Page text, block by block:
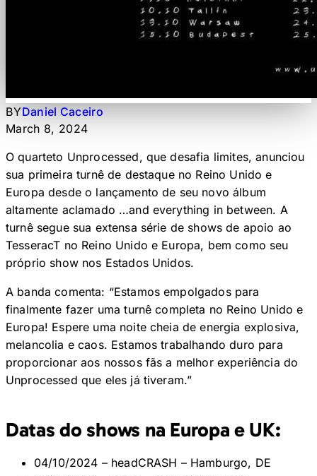
BYDaniel Caceiro
March 8, 2024
O quarteto Unprocessed, que desafia limites, anunciou
sua primeira turnê de destaque no Reino Unido e
Europa desde o lançamento de seu novo álbum
altamente aclamado …and everything in between. A
turnê segue sua extensa série de shows de apoio ao
TesseracT no Reino Unido e Europa, bem como seu
próprio show nos Estados Unidos.
A banda comenta: “Estamos empolgados para
finalmente fazer uma turnê completa no Reino Unido e
Europa! Espere uma noite cheia de energia explosiva,
melancolia e caos. Estamos trabalhando duro para
proporcionar aos nossos fãs a melhor experiência do
Unprocessed que eles já tiveram.”
Datas do shows na Europa e UK:
04/10/2024 – headCRASH – Hamburgo, DE